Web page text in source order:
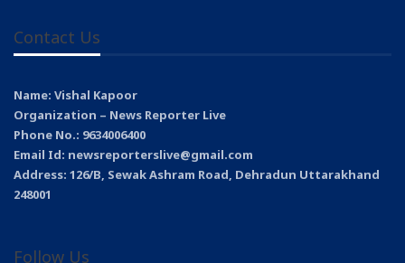
Contact Us
Name: Vishal Kapoor
Organization – News Reporter Live
Phone No.: 9634006400
Email Id: newsreporterslive@gmail.com
Address: 126/B, Sewak Ashram Road, Dehradun Uttarakhand
248001
Follow Us